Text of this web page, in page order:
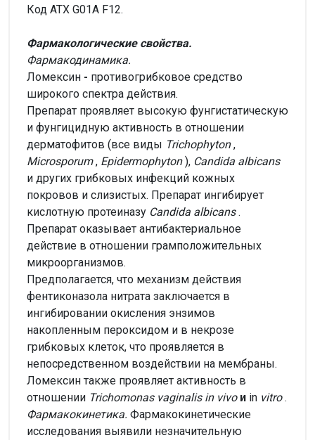
Код ATX G01A F12.
Фармакологические свойства.
Фармакодинамика.
Ломексин - противогрибковое средство
широкого спектра действия.
Препарат проявляет высокую фунгистатическую
и фунгицидную активность в отношении
дерматофитов (все виды Trichophyton,
Microsporum, Epidermophyton), Candida albicans
и других грибковых инфекций кожных
покровов и слизистых. Препарат ингибирует
кислотную протеиназу Candida albicans.
Препарат оказывает антибактериальное
действие в отношении грамположительных
микроорганизмов.
Предполагается, что механизм действия
фентиконазола нитрата заключается в
ингибировании окисления энзимов
накопленным пероксидом и в некрозе
грибковых клеток, что проявляется в
непосредственном воздействии на мембраны.
Ломексин также проявляет активность в
отношении Trichomonas vaginalis in vivo и in vitro.
Фармакокинетика. Фармакокинетические
исследования выявили незначительную